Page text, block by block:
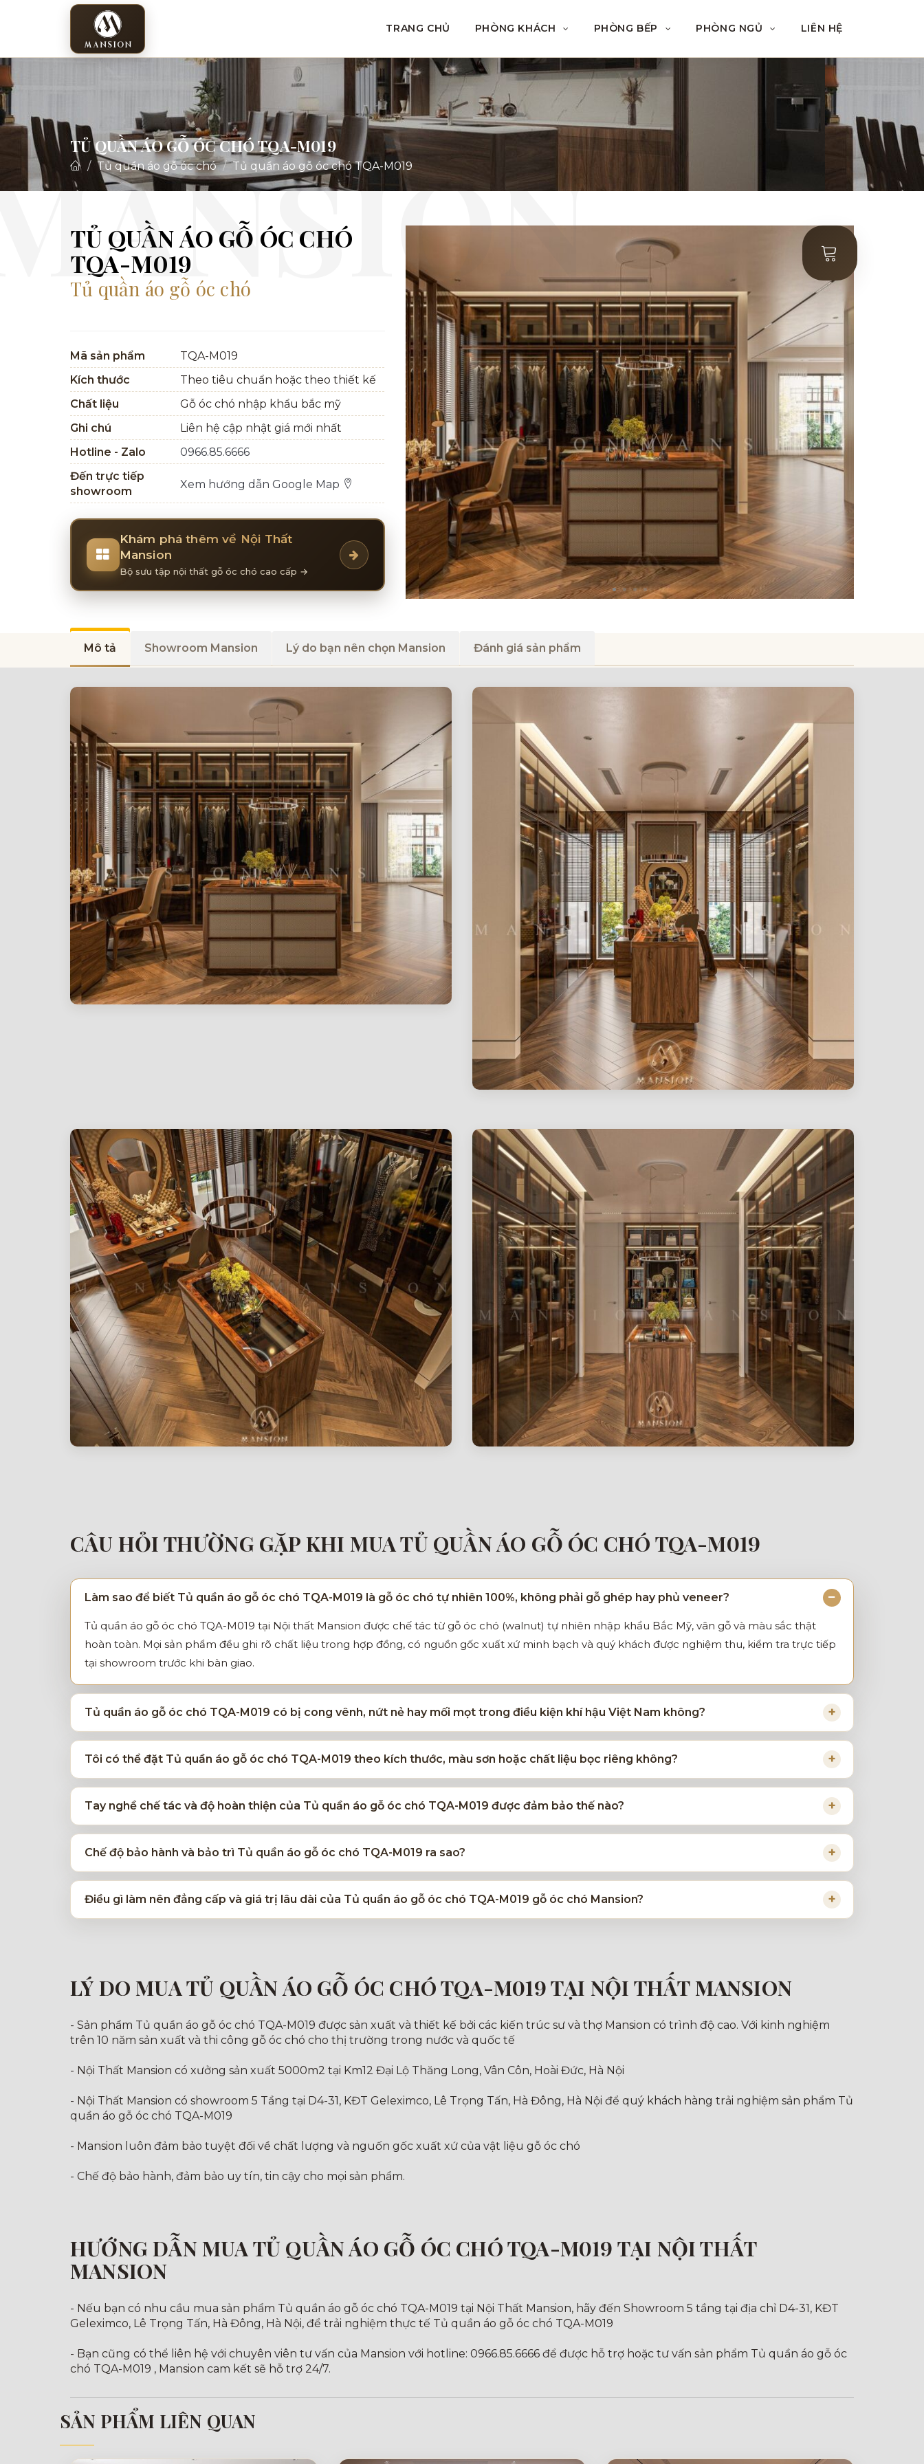
TRANG CHỦ PHÒNG KHÁCH PHÒNG BẾP PHÒNG NGỦ LIÊN HỆ
TỦ QUẦN ÁO GỖ ÓC CHÓ TQA-M019
Tủ quần áo gỗ óc chó Tủ quần áo gỗ óc chó TQA-M019
TỦ QUẦN ÁO GỖ ÓC CHÓ
TQA-M019
Tủ quần áo gỗ óc chó
Mã sản phẩm
TQA-M019
Kích thước
Theo tiêu chuẩn hoặc theo thiết kế
Chất liệu
Gỗ óc chó nhập khẩu bắc mỹ
Ghi chú
Liên hệ cập nhật giá mới nhất
Hotline - Zalo
0966.85.6666
Đến trực tiếp
showroom
Xem hướng dẫn Google Map
Khám phá thêm về Nội Thất
Mansion
Bộ sưu tập nội thất gỗ óc chó cao cấp →
Mô tả Showroom Mansion Lý do bạn nên chọn Mansion Đánh giá sản phẩm
CÂU HỎI THƯỜNG GẶP KHI MUA TỦ QUẦN ÁO GỖ ÓC CHÓ TQA-M019
Làm sao để biết Tủ quần áo gỗ óc chó TQA-M019 là gỗ óc chó tự nhiên 100%, không phải gỗ ghép hay phủ veneer?
Tủ quần áo gỗ óc chó TQA-M019 tại Nội thất Mansion được chế tác từ gỗ óc chó (walnut) tự nhiên nhập khẩu Bắc Mỹ, vân gỗ và màu sắc thật
hoàn toàn. Mọi sản phẩm đều ghi rõ chất liệu trong hợp đồng, có nguồn gốc xuất xứ minh bạch và quý khách được nghiệm thu, kiểm tra trực tiếp
tại showroom trước khi bàn giao.
Tủ quần áo gỗ óc chó TQA-M019 có bị cong vênh, nứt nẻ hay mối mọt trong điều kiện khí hậu Việt Nam không?
Tôi có thể đặt Tủ quần áo gỗ óc chó TQA-M019 theo kích thước, màu sơn hoặc chất liệu bọc riêng không?
Tay nghề chế tác và độ hoàn thiện của Tủ quần áo gỗ óc chó TQA-M019 được đảm bảo thế nào?
Chế độ bảo hành và bảo trì Tủ quần áo gỗ óc chó TQA-M019 ra sao?
Điều gì làm nên đẳng cấp và giá trị lâu dài của Tủ quần áo gỗ óc chó TQA-M019 gỗ óc chó Mansion?
LÝ DO MUA TỦ QUẦN ÁO GỖ ÓC CHÓ TQA-M019 TẠI NỘI THẤT MANSION
- Sản phẩm Tủ quần áo gỗ óc chó TQA-M019 được sản xuất và thiết kế bởi các kiến trúc sư và thợ Mansion có trình độ cao. Với kinh nghiệm
trên 10 năm sản xuất và thi công gỗ óc chó cho thị trường trong nước và quốc tế
- Nội Thất Mansion có xưởng sản xuất 5000m2 tại Km12 Đại Lộ Thăng Long, Vân Côn, Hoài Đức, Hà Nội
- Nội Thất Mansion có showroom 5 Tầng tại D4-31, KĐT Geleximco, Lê Trọng Tấn, Hà Đông, Hà Nội để quý khách hàng trải nghiệm sản phẩm Tủ
quần áo gỗ óc chó TQA-M019
- Mansion luôn đảm bảo tuyệt đối về chất lượng và nguốn gốc xuất xứ của vật liệu gỗ óc chó
- Chế độ bảo hành, đảm bảo uy tín, tin cậy cho mọi sản phẩm.
HƯỚNG DẪN MUA TỦ QUẦN ÁO GỖ ÓC CHÓ TQA-M019 TẠI NỘI THẤT
MANSION
- Nếu bạn có nhu cầu mua sản phẩm Tủ quần áo gỗ óc chó TQA-M019 tại Nội Thất Mansion, hãy đến Showroom 5 tầng tại địa chỉ D4-31, KĐT
Geleximco, Lê Trọng Tấn, Hà Đông, Hà Nội, để trải nghiệm thực tế Tủ quần áo gỗ óc chó TQA-M019
- Bạn cũng có thể liên hệ với chuyên viên tư vấn của Mansion với hotline: 0966.85.6666 để được hỗ trợ hoặc tư vấn sản phẩm Tủ quần áo gỗ óc
chó TQA-M019 , Mansion cam kết sẽ hỗ trợ 24/7.
SẢN PHẨM LIÊN QUAN